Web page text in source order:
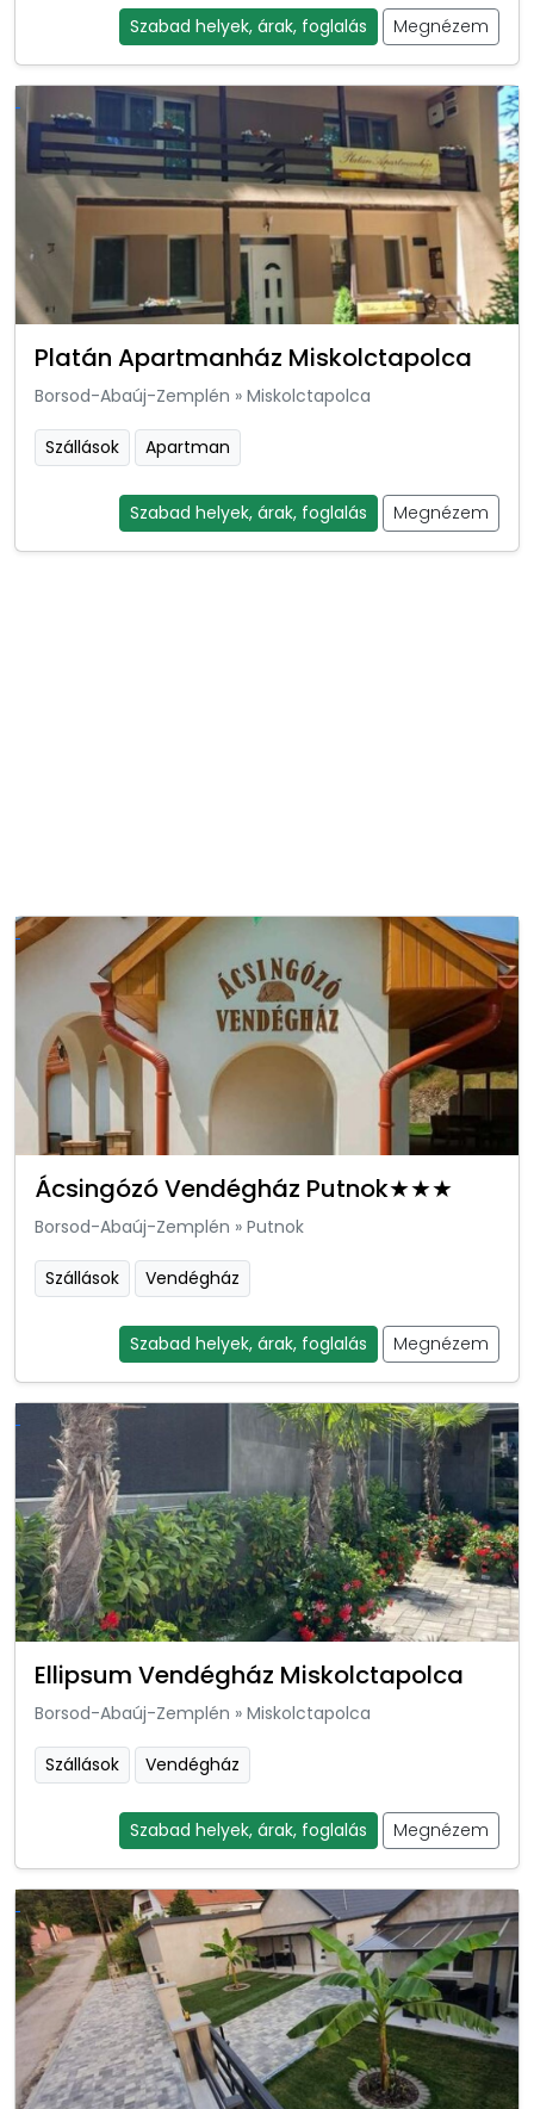
Szabad helyek, árak, foglalás Megnézem
Platán Apartmanház Miskolctapolca
Borsod-Abaúj-Zemplén » Miskolctapolca
Szállások Apartman
Szabad helyek, árak, foglalás Megnézem
Ácsingózó Vendégház Putnok★★★
Borsod-Abaúj-Zemplén » Putnok
Szállások Vendégház
Szabad helyek, árak, foglalás Megnézem
Ellipsum Vendégház Miskolctapolca
Borsod-Abaúj-Zemplén » Miskolctapolca
Szállások Vendégház
Szabad helyek, árak, foglalás Megnézem